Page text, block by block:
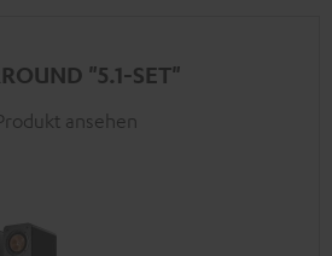
"5.1-SET"
ansehen